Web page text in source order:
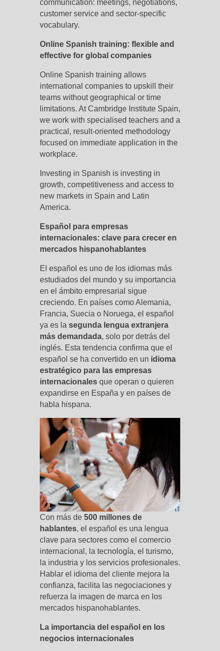
communication: meetings, negotiations,
customer service and sector-specific
vocabulary.
Online Spanish training: flexible and
effective for global companies
Online Spanish training allows
international companies to upskill their
teams without geographical or time
limitations. At Cambridge Institute Spain,
we work with specialised teachers and a
practical, result-oriented methodology
focused on immediate application in the
workplace.
Investing in Spanish is investing in
growth, competitiveness and access to
new markets in Spain and Latin
America.
Español para empresas
internacionales: clave para crecer en
mercados hispanohablantes
El español es uno de los idiomas más
estudiados del mundo y su importancia
en el ámbito empresarial sigue
creciendo. En países como Alemania,
Francia, Suecia o Noruega, el español
ya es la segunda lengua extranjera
más demandada, solo por detrás del
inglés. Esta tendencia confirma que el
español se ha convertido en un idioma
estratégico para las empresas
internacionalesque operan o quieren
expandirse en España y en países de
habla hispana.
Con más de 500 millones de
hablantes, el español es una lengua
clave para sectores como el comercio
internacional, la tecnología, el turismo,
la industria y los servicios profesionales.
Hablar el idioma del cliente mejora la
confianza, facilita las negociaciones y
refuerza la imagen de marca en los
mercados hispanohablantes.
La importancia del español en los
negocios internacionales